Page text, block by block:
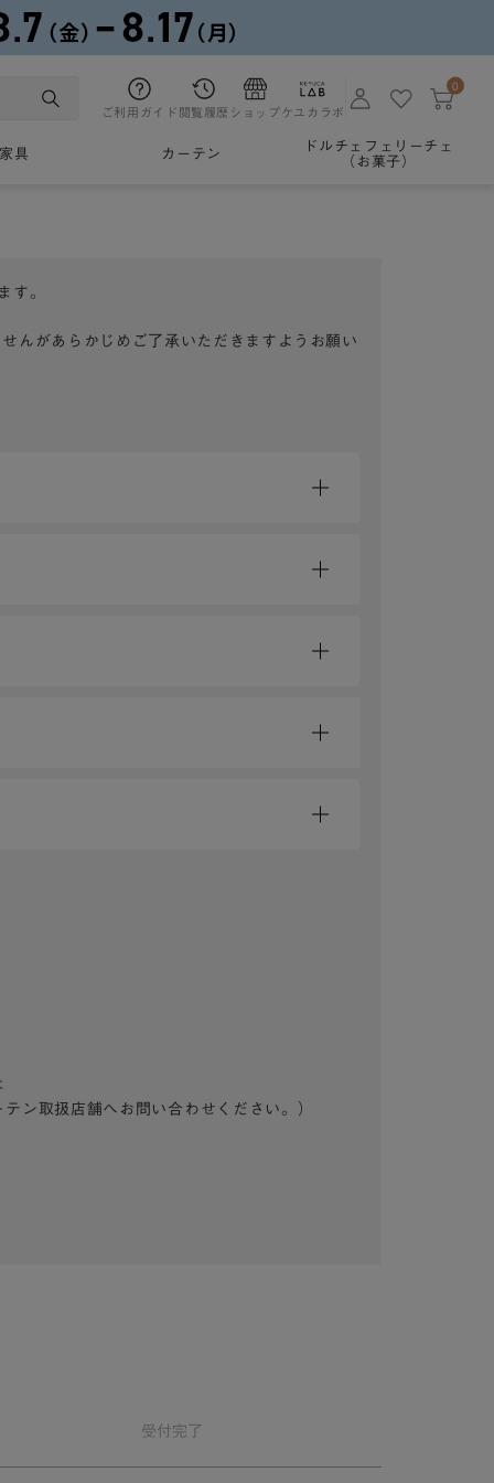
ご利用ガイド 閲覧履歴 ショップケユカラボ
0
家具 カーテン
ドルチェフェリーチェ
（お菓子）
す。
んがあらかじめご了承いただきますようお願い
ン取扱店舗へお問い合わせください。）
受付完了